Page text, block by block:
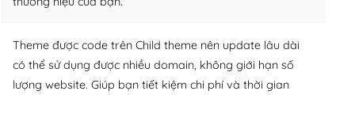
Theme được code trên Child theme nên update lâu dài
có thể sử dụng được nhiều domain, không giới hạn số
lượng website. Giúp bạn tiết kiệm chi phí và thời gian